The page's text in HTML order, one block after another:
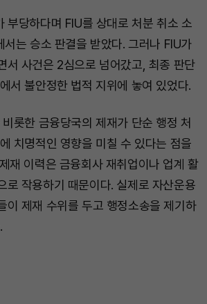
부당하다며 FIU를 상대로 처분 취소 소
서는 승소 판결을 받았다. 그러나 FIU가
서 사건은 2심으로 넘어갔고, 최종 판단
서 불안정한 법적 지위에 놓여 있었다.
롯한 금융당국의 제재가 단순 행정 처
치명적인 영향을 미칠 수 있다는 점을
재 이력은 금융회사 재취업이나 업계 활
로 작용하기 때문이다. 실제로 자산운용
이 제재 수위를 두고 행정소송을 제기하